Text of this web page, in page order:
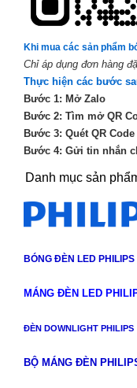
Khi mua các sản phẩm
Chỉ áp dụng đơn hàng
Thực hiện các bước
Bước 1: Mở Zalo
Bước 2: Tìm mở QR
Bước 3: Quét QR
Bước 4: Gửi tin nhắn
Danh mục sản
BÓNG ĐÈN LED PHILIPS
MÁNG ĐÈN LED
ĐÈN DOWNLIGHT PHILIPS
BỘ MÁNG ĐÈN